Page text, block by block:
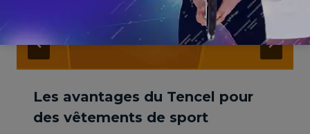
Les avantages du Tencel pour
des vêtements de sport